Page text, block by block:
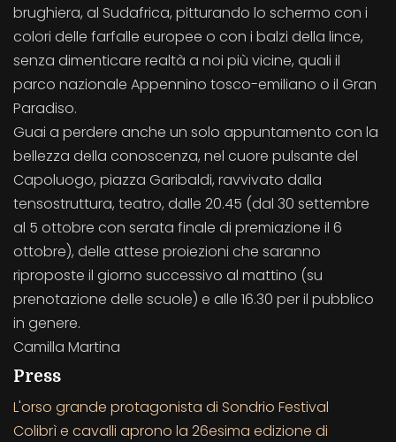
brughiera, al Sudafrica, pitturando lo schermo con i
colori delle farfalle europee o con i balzi della lince,
senza dimenticare realtà a noi più vicine, quali il
parco nazionale Appennino tosco-emiliano o il Gran
Paradiso.
Guai a perdere anche un solo appuntamento con la
bellezza della conoscenza, nel cuore pulsante del
Capoluogo, piazza Garibaldi, ravvivato dalla
tensostruttura, teatro, dalle 20.45 (dal 30 settembre
al 5 ottobre con serata finale di premiazione il 6
ottobre), delle attese proiezioni che saranno
riproposte il giorno successivo al mattino (su
prenotazione delle scuole) e alle 16.30 per il pubblico
in genere.
Camilla Martina
Press
L'orso grande protagonista di Sondrio Festival
Colibrì e cavalli aprono la 26esima edizione di